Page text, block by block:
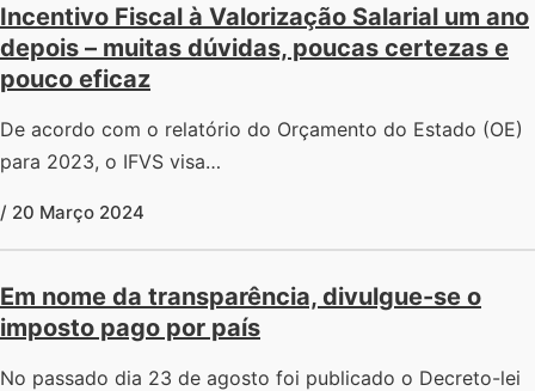
Incentivo Fiscal à Valorização Salarial um ano
depois – muitas dúvidas, poucas certezas e
pouco eficaz
De acordo com o relatório do Orçamento do Estado (OE)
para 2023, o IFVS visa…
/ 20 Março 2024
Em nome da transparência, divulgue-se o
imposto pago por país
No passado dia 23 de agosto foi publicado o Decreto-lei